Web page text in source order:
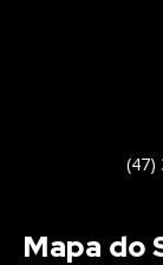
(47)
Mapa do